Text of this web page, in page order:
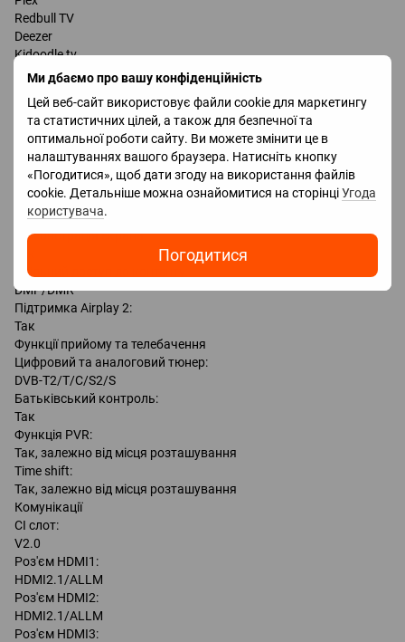
Ми дбаємо про вашу конфіденційність
Цей веб-сайт використовує файли cookie для маркетингу
та статистичних цілей, а також для безпечної та
оптимальної роботи сайту. Ви можете змінити це в
налаштуваннях вашого браузера. Натисніть кнопку
«Погодитися», щоб дати згоду на використання файлів
cookie. Детальніше можна ознайомитися на сторінціУгода
користувача.
Погодитися
Redbull TV
Deezer
Kidoodle tv
UEFA TV
EON
DAZN
YouTube Kids
Rakuten TV
Amazon Prime Video
YouTube
Netflix
Демонстрація екрана:
Спільний доступ до контенту:
DMP/DMR
Підтримка Airplay 2:
Так
Функції прийому та телебачення
Цифровий та аналоговий тюнер:
DVB-T2/T/C/S2/S
Батьківський контроль:
Так
Функція PVR:
Так, залежно від місця розташування
Time shift:
Так, залежно від місця розташування
Комунікації
CI слот:
V2.0
Роз'єм HDMI1:
HDMI2.1/ALLM
Роз'єм HDMI2:
HDMI2.1/ALLM
Роз'єм HDMI3: